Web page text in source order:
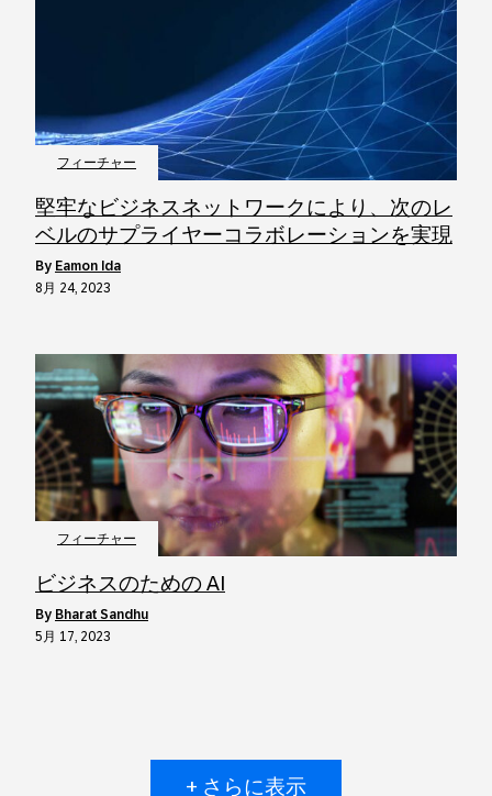
フィーチャー
堅牢なビジネスネットワークにより、次のレ
ベルのサプライヤーコラボレーションを実現
by Eamon Ida
8月 24, 2023
フィーチャー
ビジネスのための AI
by Bharat Sandhu
5月 17, 2023
+ さらに表示